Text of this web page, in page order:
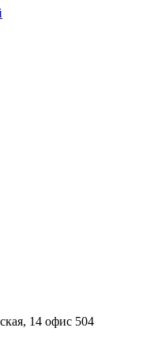
14 офис 504